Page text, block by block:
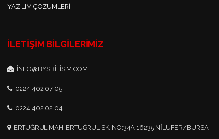
YAZILIM ÇÖZÜMLERI
İLETIŞIM BILGILERIMIZ
INFO@BYSBILISIM.COM
0224 402 07 05
0224 402 02 04
ERTUĞRUL MAH. ERTUĞRUL SK. NO:34A 16235 NİLÜFER/BURSA